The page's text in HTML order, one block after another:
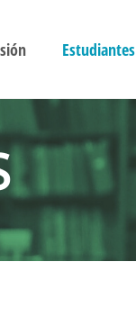
Estudiantes